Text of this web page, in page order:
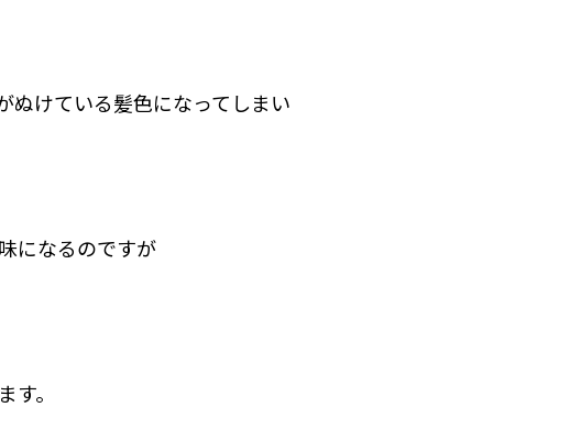
ぬけている髪色になってしまい
になるのですが
。